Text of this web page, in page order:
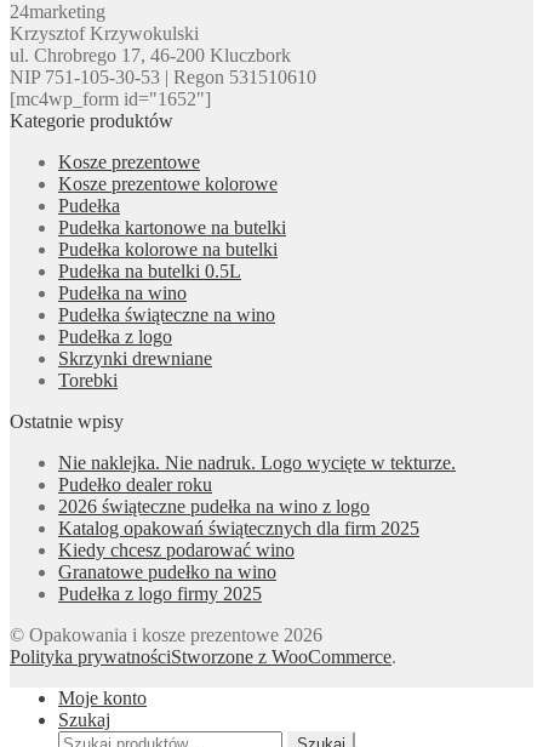
24marketing
Krzysztof Krzywokulski
ul. Chrobrego 17, 46-200 Kluczbork
NIP 751-105-30-53 | Regon 531510610
[mc4wp_form id="1652"]
Kategorie produktów
Kosze prezentowe
Kosze prezentowe kolorowe
Pudełka
Pudełka kartonowe na butelki
Pudełka kolorowe na butelki
Pudełka na butelki 0.5L
Pudełka na wino
Pudełka świąteczne na wino
Pudełka z logo
Skrzynki drewniane
Torebki
Ostatnie wpisy
Nie naklejka. Nie nadruk. Logo wycięte w tekturze.
Pudełko dealer roku
2026 świąteczne pudełka na wino z logo
Katalog opakowań świątecznych dla firm 2025
Kiedy chcesz podarować wino
Granatowe pudełko na wino
Pudełka z logo firmy 2025
© Opakowania i kosze prezentowe 2026
Polityka prywatnościStworzone z WooCommerce.
Moje konto
Szukaj
Szukaj: